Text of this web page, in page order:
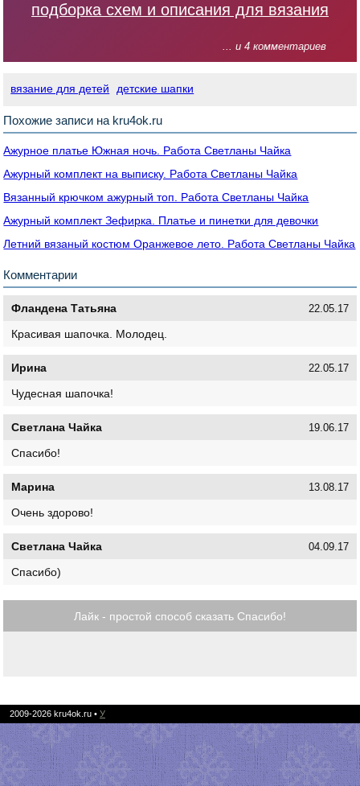
подборка схем и описания для вязания
... и 4 комментариев
вязание для детей детские шапки
Похожие записи на kru4ok.ru
Ажурное платье Южная ночь. Работа Светланы Чайка
Ажурный комплект на выписку. Работа Светланы Чайка
Вязанный крючком ажурный топ. Работа Светланы Чайка
Ажурный комплект Зефирка. Платье и пинетки для девочки
Летний вязаный костюм Оранжевое лето. Работа Светланы Чайка
Комментарии
Фландена Татьяна 22.05.17
Красивая шапочка. Молодец.
Ирина 22.05.17
Чудесная шапочка!
Светлана Чайка 19.06.17
Спасибо!
Марина 13.08.17
Очень здорово!
Светлана Чайка 04.09.17
Спасибо)
Лайк - простой способ сказать Спасибо!
2009-2026 kru4ok.ru • У